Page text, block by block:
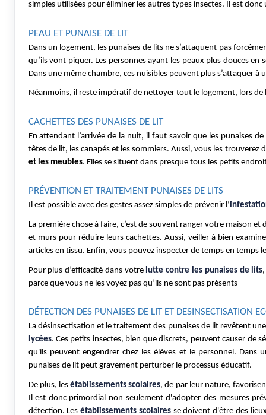
simples utilisées pour éliminer les autres types insectes. Il est
PEAU ET PUNAISE DE LIT
Dans un logement, les punaises de lits ne s’attaquent pas
qu’ils vont piquer. Les personnes ayant les peaux plus douces
Dans une même chambre, ces nuisibles peuvent plus s’attaquer
Néanmoins, il reste impératif de nettoyer tout le logement, lors de
CACHETTES DES PUNAISES DE LIT
En attendant l’arrivée de la nuit, il faut savoir que les punaises
têtes de lit, les canapés et les sommiers. Aussi, vous les trouverez
et les meubles. Elles se situent dans presque tous les petits
PRÉVENTION ET TRAITEMENT PUNAISES DE LITS
Il est possible avec des gestes assez simples de prévenir l’
La première chose à faire, c’est de souvent ranger votre maison
et murs pour réduire leurs cachettes. Aussi, veiller à bien
articles en tissu. Enfin, vous pouvez inspecter de temps en temps
Pour plus d’efficacité dans votre lutte contre les punaises de lits
parce que vous ne les voyez pas qu’ils ne sont pas présents
DÉTECTION DES PUNAISES DE LIT ET DESINSECTISATION
La désinsectisation et le traitement des punaises de lit revêtent
lycées. Ces petits insectes, bien que discrets, peuvent causer de
qu'ils peuvent engendrer chez les élèves et le personnel.
punaises de lit peut gravement perturber le processus éducatif.
De plus, les établissements scolaires, de par leur nature,
Il est donc primordial non seulement d'adopter des mesures
détection. Les établissements scolaires se doivent d'être des